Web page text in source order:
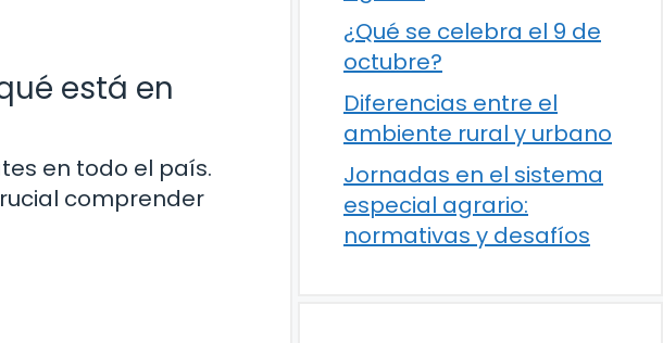
está en
en todo el país.
comprender
¿Qué se celebra el 9 de
octubre?
Diferencias entre el
ambiente rural y urbano
Jornadas en el sistema
especial agrario:
normativas y desafíos